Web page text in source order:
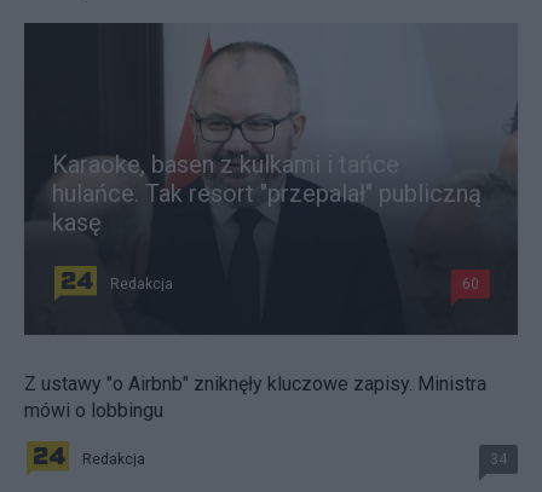
Karaoke, basen z kulkami i tańce
hulańce. Tak resort "przepalał" publiczną
kasę
Redakcja 60
Z ustawy "o Airbnb" zniknęły kluczowe zapisy. Ministra
mówi o lobbingu
Redakcja 34